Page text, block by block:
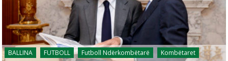
BALLINA FUTBOLL Futboll Ndërkombëtarë Kombëtaret